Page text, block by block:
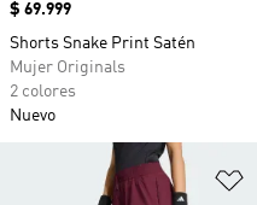
Precio
$ 69.999
Shorts Snake Print Satén
Mujer Originals
2 colores
Nuevo